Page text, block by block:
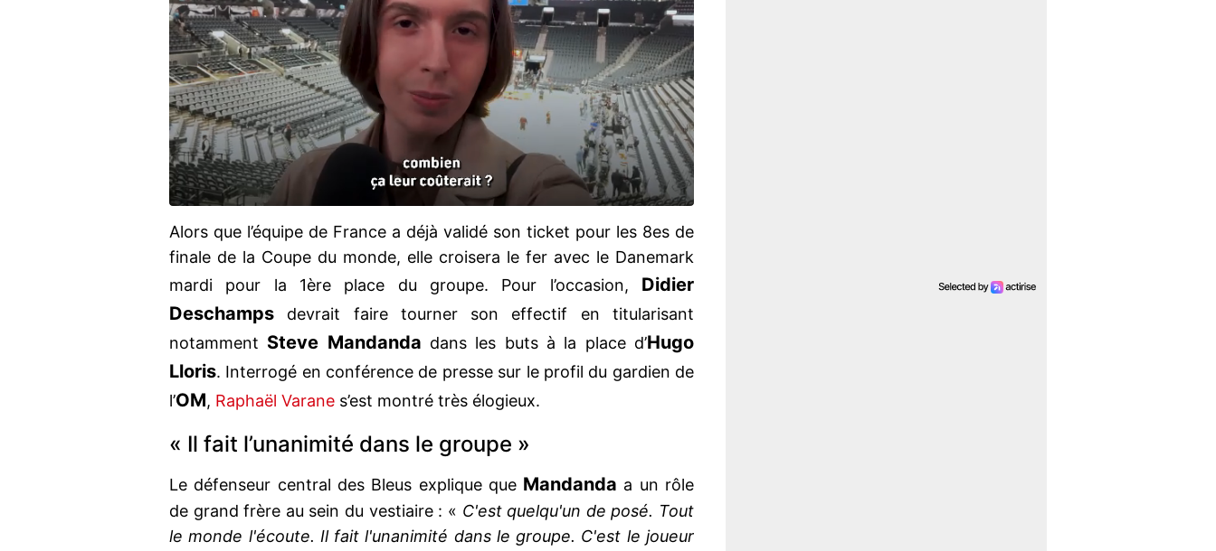
Alors que l’équipe de France a déjà validé son ticket pour les 8es de
finale de la Coupe du monde, elle croisera le fer avec le Danemark
mardi pour la 1ère place du groupe. Pour l’occasion, Didier
Deschamps devrait faire tourner son effectif en titularisant
notamment Steve Mandanda dans les buts à la place d’Hugo
Lloris. Interrogé en conférence de presse sur le profil du gardien de
l’OM, Raphaël Varane s’est montré très élogieux.
« Il fait l’unanimité dans le groupe »
Le défenseur central des Bleus explique que Mandanda a un rôle
de grand frère au sein du vestiaire : « C'est quelqu'un de posé. Tout
le monde l'écoute. Il fait l'unanimité dans le groupe. C'est le joueur